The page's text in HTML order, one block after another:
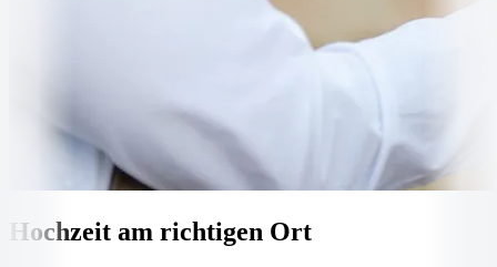
Hochzeit am richtigen Ort